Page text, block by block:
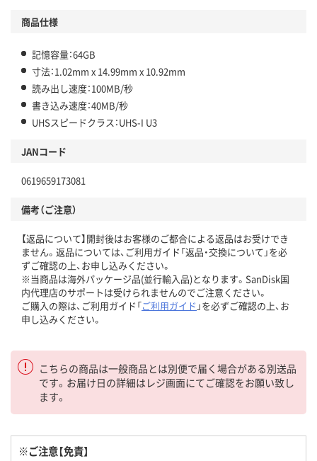
商品仕様
記憶容量：64GB
寸法：1.02mm x 14.99mm x 10.92mm
読み出し速度：100MB/秒
書き込み速度：40MB/秒
UHSスピードクラス：UHS-I U3
JANコード
0619659173081
備考（ご注意）
【返品について】開封後はお客様のご都合による返品はお受けでき
ません。返品については、ご利用ガイド「返品・交換について」を必
ずご確認の上、お申し込みください。
※当商品は海外パッケージ品(並行輸入品)となります。SanDisk国
内代理店のサポートは受けられませんのでご注意ください。
ご購入の際は、ご利用ガイド「ご利用ガイド 」を必ずご確認の上、お
申し込みください。
こちらの商品は一般商品とは別便で届く場合がある別送品
です。お届け日の詳細はレジ画面にてご確認をお願い致し
ます。
※ご注意【免責】